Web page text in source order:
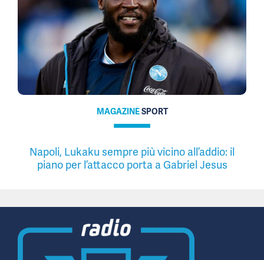
MAGAZINESPORT
Napoli, Lukaku sempre più vicino all’addio: il
piano per l’attacco porta a Gabriel Jesus